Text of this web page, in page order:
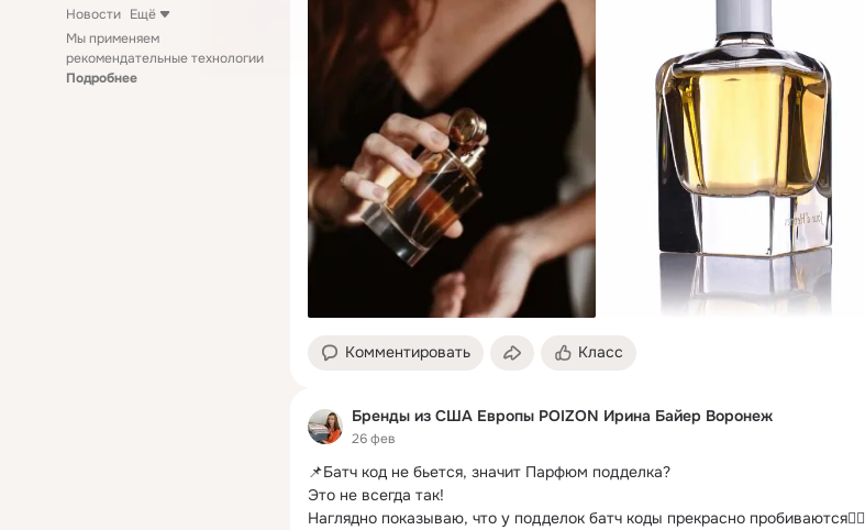
Новости Ещё
Мы применяем
рекомендательные технологии
Подробнее
Комментировать Класс
Бренды из США Европы POIZON Ирина Байер Воронеж
26 фев
📌Батч код не бьется, значит Парфюм подделка?
Это не всегда так!
Наглядно показываю, что у подделок батч коды прекрасно пробиваются🤷‍♀️